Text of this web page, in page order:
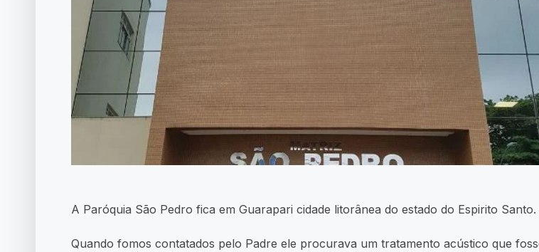
A Paróquia São Pedro fica em Guarapari cidade litorânea do estado do Espirito Santo.
Quando fomos contatados pelo Padre ele procurava um tratamento acústico que